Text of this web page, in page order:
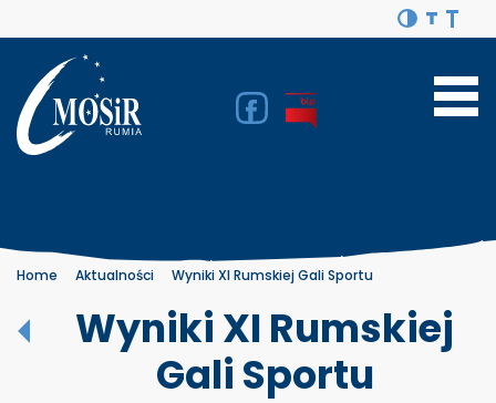
Home Aktualności Wyniki XI Rumskiej Gali Sportu
Wyniki XI Rumskiej
Gali Sportu